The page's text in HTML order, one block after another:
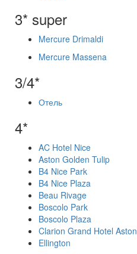
3* super
Mercure Drimaldi
Mercure Massena
3/4*
Отель
4*
AC Hotel Nice
Aston Golden Tulip
B4 Nice Park
B4 Nice Plaza
Beau Rivage
Boscolo Park
Boscolo Plaza
Clarion Grand Hotel Aston
Ellington